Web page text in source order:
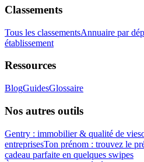
Classements
Tous les classementsAnnuaire par
établissement
Ressources
BlogGuidesGlossaire
Nos autres outils
Gentry : immobilier & qualité de vie
entreprisesTon prénom : trouvez le
cadeau parfaite en quelques swipes